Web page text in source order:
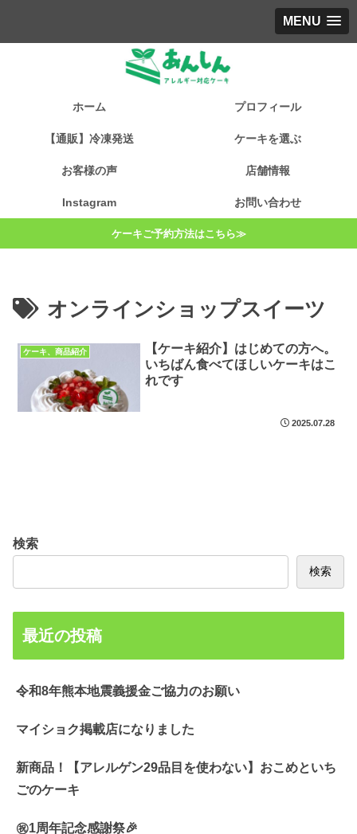
MENU
ホーム プロフィール
【通販】冷凍発送 ケーキを選ぶ
お客様の声 店舗情報
Instagram お問い合わせ
ケーキご予約方法はこちら≫
オンラインショップスイーツ
ケーキ、商品紹介
【ケーキ紹介】はじめての方へ。
いちばん食べてほしいケーキはこ
れです
2025.07.28
検索
検索
最近の投稿
令和8年熊本地震義援金ご協力のお願い
マイショク掲載店になりました
新商品！【アレルゲン29品目を使わない】おこめといち
ごのケーキ
㊗️1周年記念感謝祭🎉